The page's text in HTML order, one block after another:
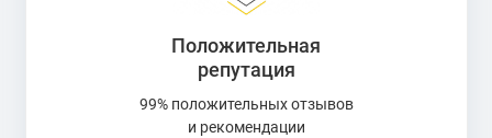
Положительная
репутация
99% положительных отзывов
и рекомендации